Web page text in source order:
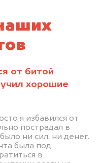
от битой
хорошие
я избавился от
пострадал в
ни сил, ни денег.
была под
в